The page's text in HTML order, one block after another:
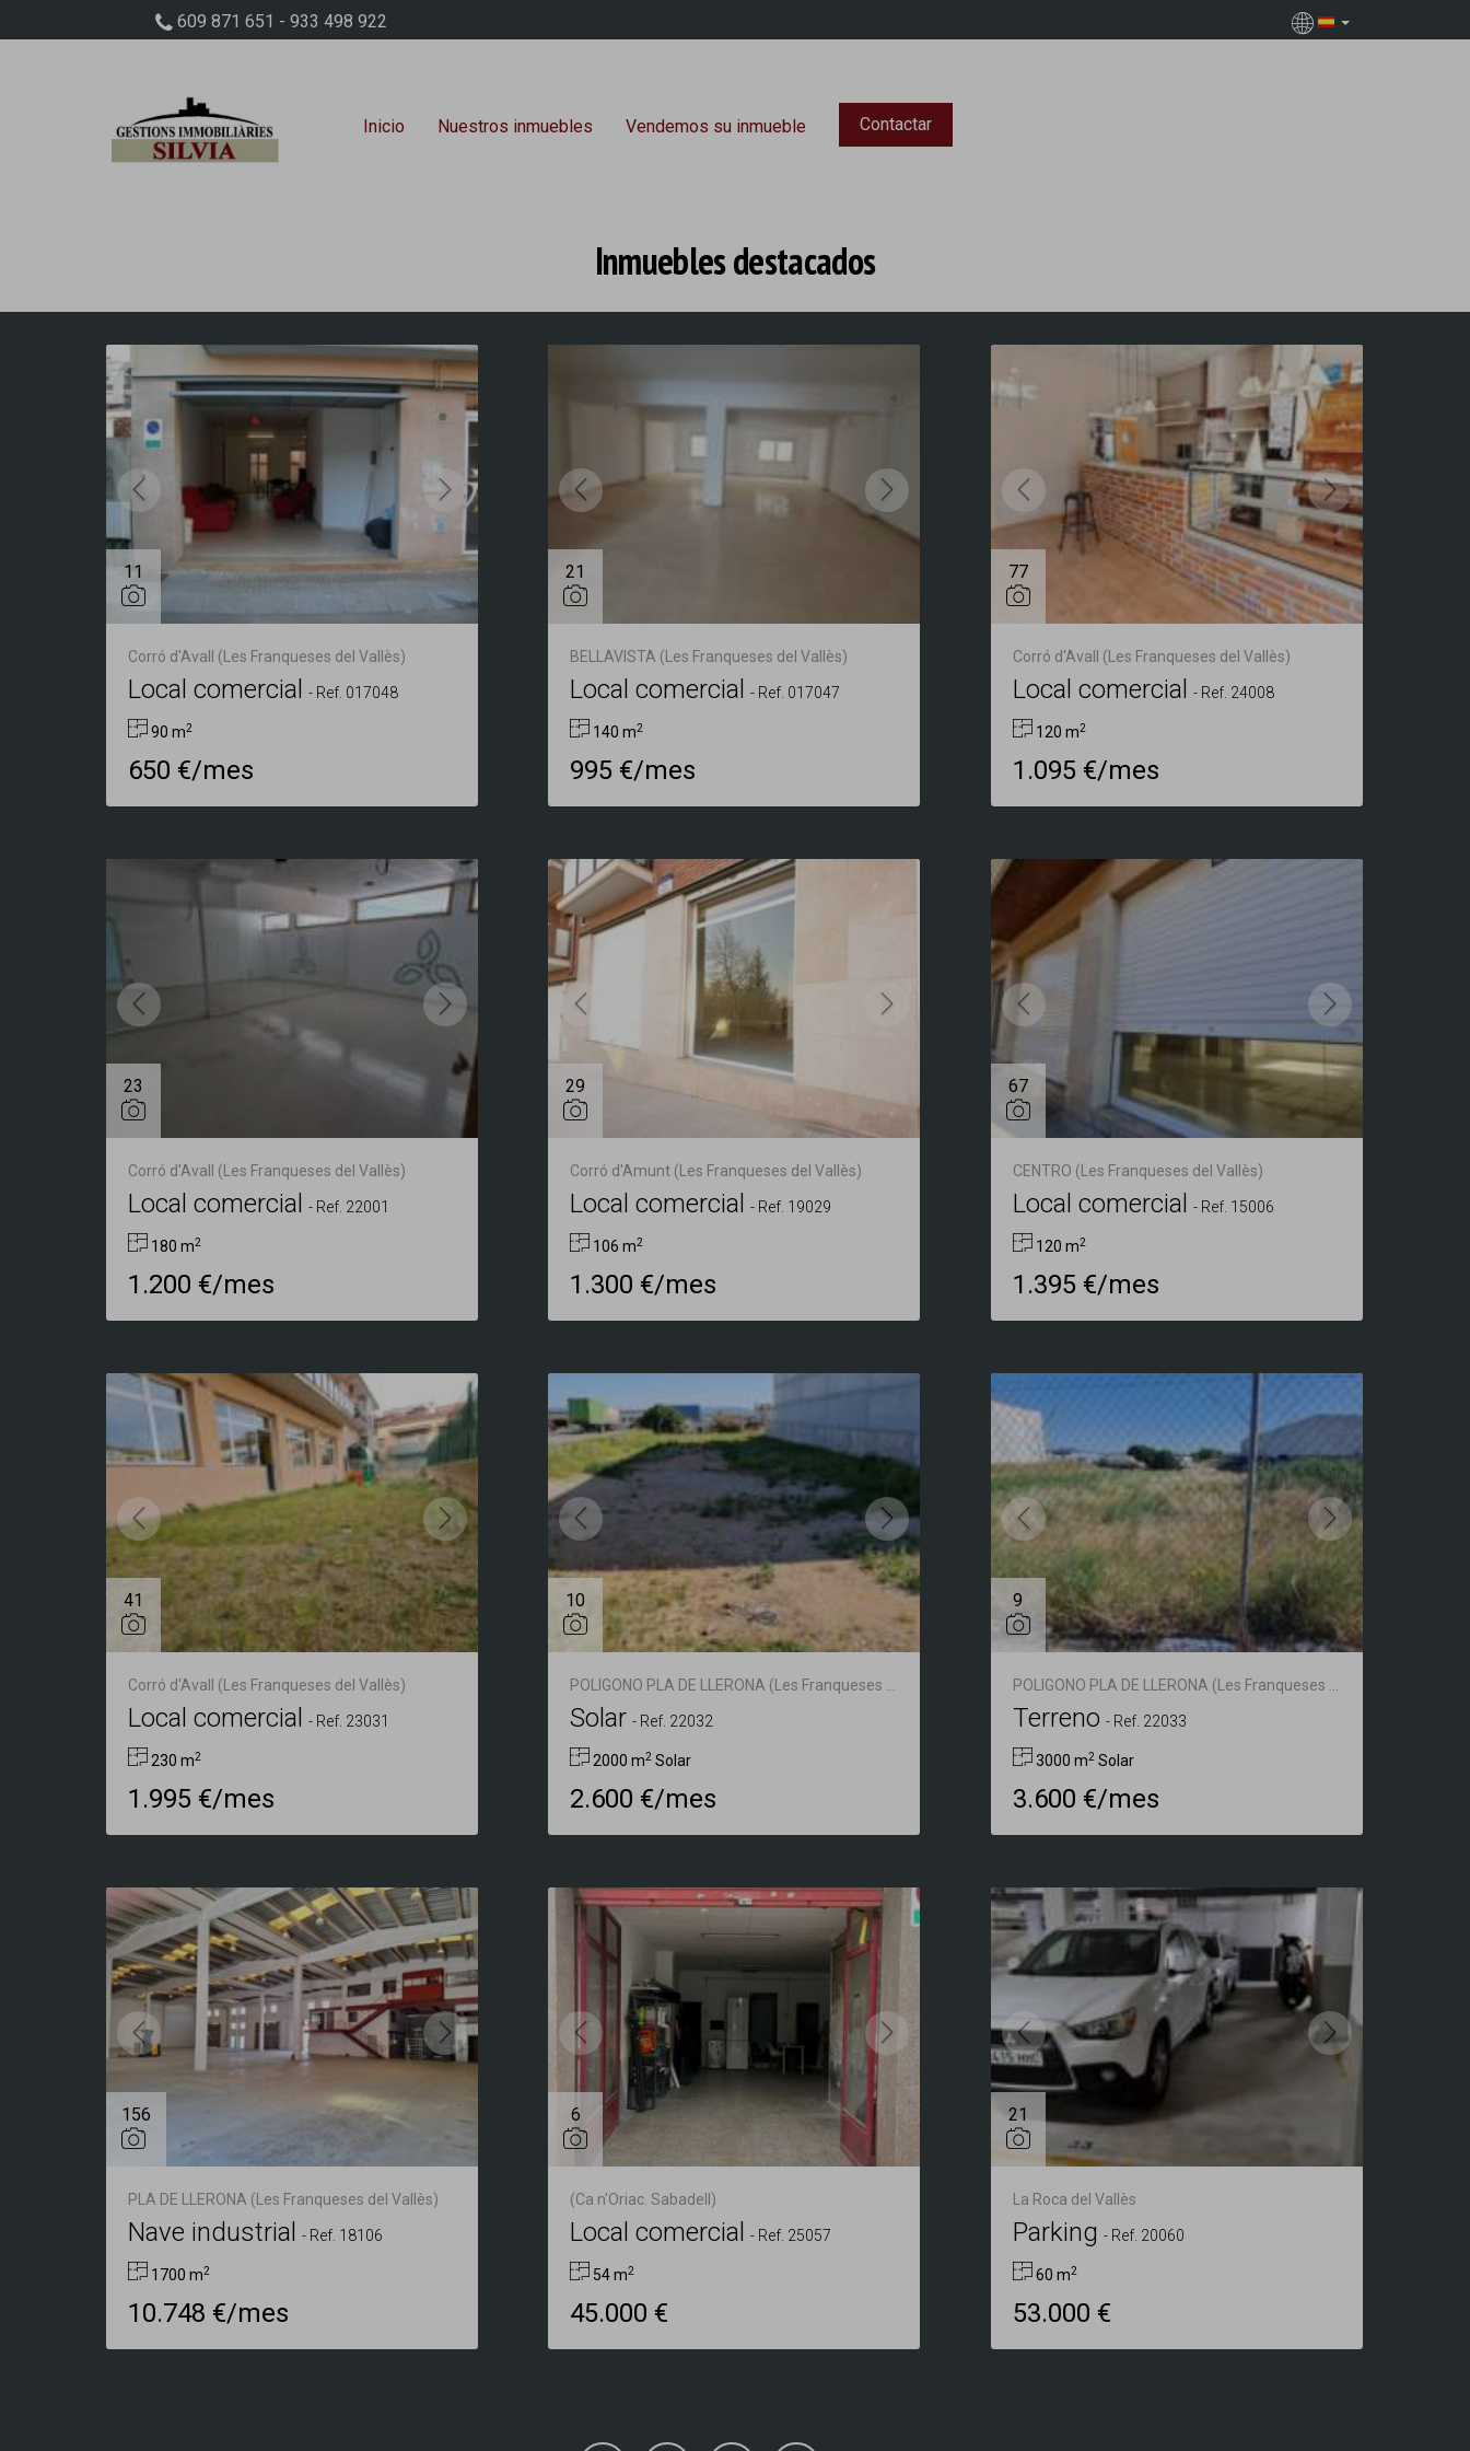
609 871 651 - 933 498 922
Inicio Nuestros inmuebles Vendemos su inmueble Contactar
Inmuebles destacados
11
Corró d'Avall (Les Franqueses del Vallès)
Local comercial - Ref. 017048
90 m2
650 €/mes
21
BELLAVISTA (Les Franqueses del Vallès)
Local comercial - Ref. 017047
140 m2
995 €/mes
77
Corró d'Avall (Les Franqueses del Vallès)
Local comercial - Ref. 24008
120 m2
1.095 €/mes
23
Corró d'Avall (Les Franqueses del Vallès)
Local comercial - Ref. 22001
180 m2
1.200 €/mes
29
Corró d'Amunt (Les Franqueses del Vallès)
Local comercial - Ref. 19029
106 m2
1.300 €/mes
67
CENTRO (Les Franqueses del Vallès)
Local comercial - Ref. 15006
120 m2
1.395 €/mes
41
Corró d'Avall (Les Franqueses del Vallès)
Local comercial - Ref. 23031
230 m2
1.995 €/mes
10
Solar - Ref. 22032
2000 m2 Solar
2.600 €/mes
9
Terreno - Ref. 22033
3000 m2Solar
3.600 €/mes
156
PLA DE LLERONA (Les Franqueses del Vallès)
Nave industrial - Ref. 18106
1700 m2
10.748 €/mes
6
(Ca n'Oriac. Sabadell)
Local comercial - Ref. 25057
54 m2
45.000 €
21
La Roca del Vallès
Parking - Ref. 20060
60 m2
53.000 €